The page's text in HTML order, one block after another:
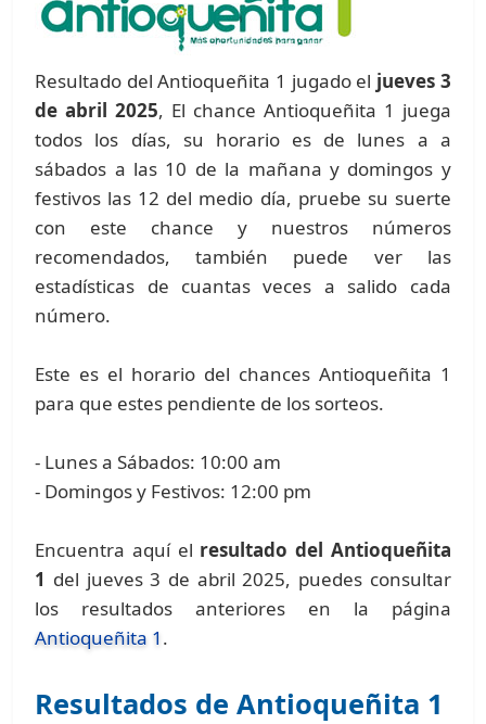
Resultado del Antioqueñita 1 jugado el jueves 3
de abril 2025, El chance Antioqueñita 1 juega
todos los días, su horario es de lunes a a
sábados a las 10 de la mañana y domingos y
festivos las 12 del medio día, pruebe su suerte
con este chance y nuestros números
recomendados, también puede ver las
estadísticas de cuantas veces a salido cada
número.
Este es el horario del chances Antioqueñita 1
para que estes pendiente de los sorteos.
- Lunes a Sábados: 10:00 am
- Domingos y Festivos: 12:00 pm
Encuentra aquí el resultado del Antioqueñita
1 del jueves 3 de abril 2025, puedes consultar
los resultados anteriores en la página
Antioqueñita 1.
Resultados de Antioqueñita 1